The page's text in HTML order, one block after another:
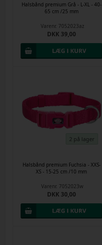
Halsbånd premium Grå - L-XL - 40-
65 cm /25 mm
Varenr. 7052023az
DKK 39,00
2 på lager
Halsbånd premium Fuchsia - XXS-
XS - 15-25 cm /10 mm
Varenr. 7052023w
DKK 30,00